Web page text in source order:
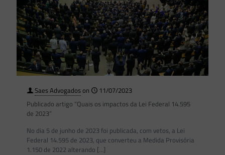
Saes Advogadoson
11/07/2023
Publicado artigo “Quais os impactos da Lei Federal 14.595
de 2023”
No dia 5 de junho de 2023 foi publicada, com vetos, a Lei
Federal 14.595 de 2023, que converteu a Medida Provisória
1.150 de 2022 alterando […]